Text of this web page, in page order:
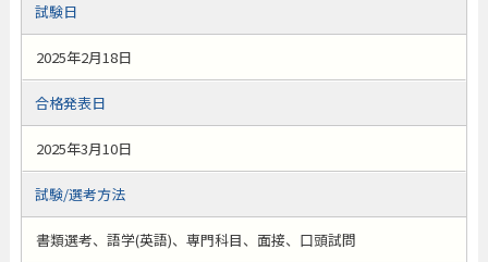
試験日
2025年2月18日
合格発表日
2025年3月10日
試験/選考方法
書類選考、語学(英語)、専門科目、面接、口頭試問